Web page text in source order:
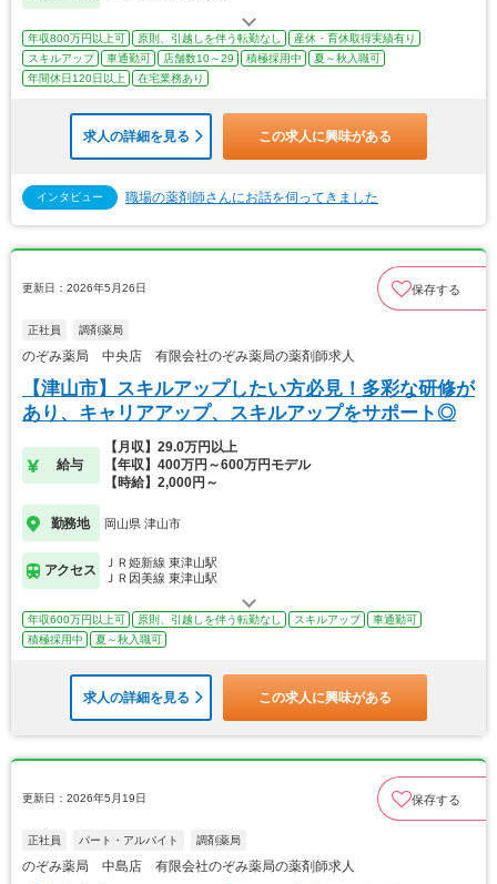
年収800万円以上可 原則、引越しを伴う転勤なし
産休・育休取得実績有り
スキルアップ
車通勤可 店舗数10～29 積極採用中
夏～秋入職可
年間休日120日以上
在宅業務あり
求人の詳細を見る この求人に興味がある
インタビュー 職場の薬剤師さんにお話を伺ってきました
更新日：2026年5月26日 保存する
正社員 調剤薬局
のぞみ薬局 中央店 有限会社のぞみ薬局の薬剤師求人
【津山市】スキルアップしたい方必見！多彩な研修が
あり、キャリアアップ、スキルアップをサポート◎
給与
【月収】29.0万円以上
【年収】400万円～600万円モデル
【時給】2,000円～
勤務地 岡山県 津山市
アクセス
ＪＲ姫新線 東津山駅
ＪＲ因美線 東津山駅
年収600万円以上可 原則、引越しを伴う転勤なし スキルアップ
車通勤可
積極採用中
夏～秋入職可
求人の詳細を見る この求人に興味がある
更新日：2026年5月19日 保存する
正社員 パート・アルバイト 調剤薬局
のぞみ薬局 中島店 有限会社のぞみ薬局の薬剤師求人